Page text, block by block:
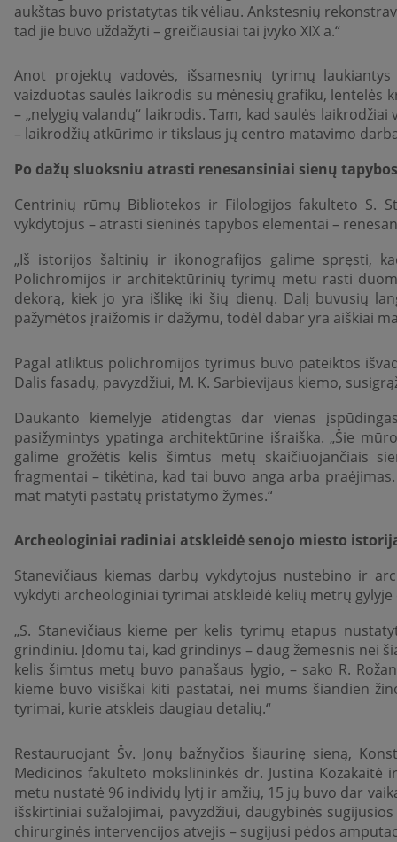
aukštas buvo pristatytas tik vėliau. Ankstesnių
tad jie buvo uždažyti – greičiausiai tai įvyko XIX a.“
Anot projektų vadovės, išsamesnių tyrimų
vaizduotas saulės laikrodis su mėnesių grafiku, lentelės
– „nelygių valandų“ laikrodis. Tam, kad saulės
– laikrodžių atkūrimo ir tikslaus jų centro matavimo
Po dažų sluoksniu atrasti renesansiniai sienų
Centrinių rūmų Bibliotekos ir Filologijos fakulteto S.
vykdytojus – atrasti sieninės tapybos elementai –
„Iš istorijos šaltinių ir ikonografijos galime spręsti,
Polichromijos ir architektūrinių tyrimų metu rasti
dekorą, kiek jo yra išlikę iki šių dienų. Dalį buvusių
pažymėtos įraižomis ir dažymu, todėl dabar yra aiškiai
Pagal atliktus polichromijos tyrimus buvo pateiktos
Dalis fasadų, pavyzdžiui, M. K. Sarbievijaus kiemo,
Daukanto kiemelyje atidengtas dar vienas
pasižymintys ypatinga architektūrine išraiška. „Šie
galime grožėtis kelis šimtus metų skaičiuojančiais
fragmentai – tikėtina, kad tai buvo anga arba
mat matyti pastatų pristatymo žymės.“
Archeologiniai radiniai atskleidė senojo miesto
Stanevičiaus kiemas darbų vykdytojus nustebino ir
vykdyti archeologiniai tyrimai atskleidė kelių metrų
„S. Stanevičiaus kieme per kelis tyrimų etapus
grindiniu. Įdomu tai, kad grindinys – daug žemesnis nei
kelis šimtus metų buvo panašaus lygio, – sako R.
kieme buvo visiškai kiti pastatai, nei mums šiandien
tyrimai, kurie atskleis daugiau detalių.“
Restauruojant Šv. Jonų bažnyčios šiaurinę sieną,
Medicinos fakulteto mokslininkės dr. Justina
metu nustatė 96 individų lytį ir amžių, 15 jų buvo dar
išskirtiniai sužalojimai, pavyzdžiui, daugybinės
chirurginės intervencijos atvejis – sugijusi pėdos